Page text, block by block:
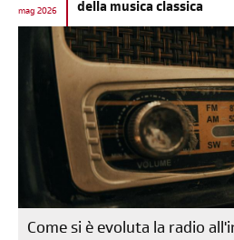
mag 2026
della musica classica
Come si è evoluta la radio